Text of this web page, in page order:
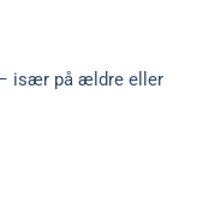
især på ældre eller